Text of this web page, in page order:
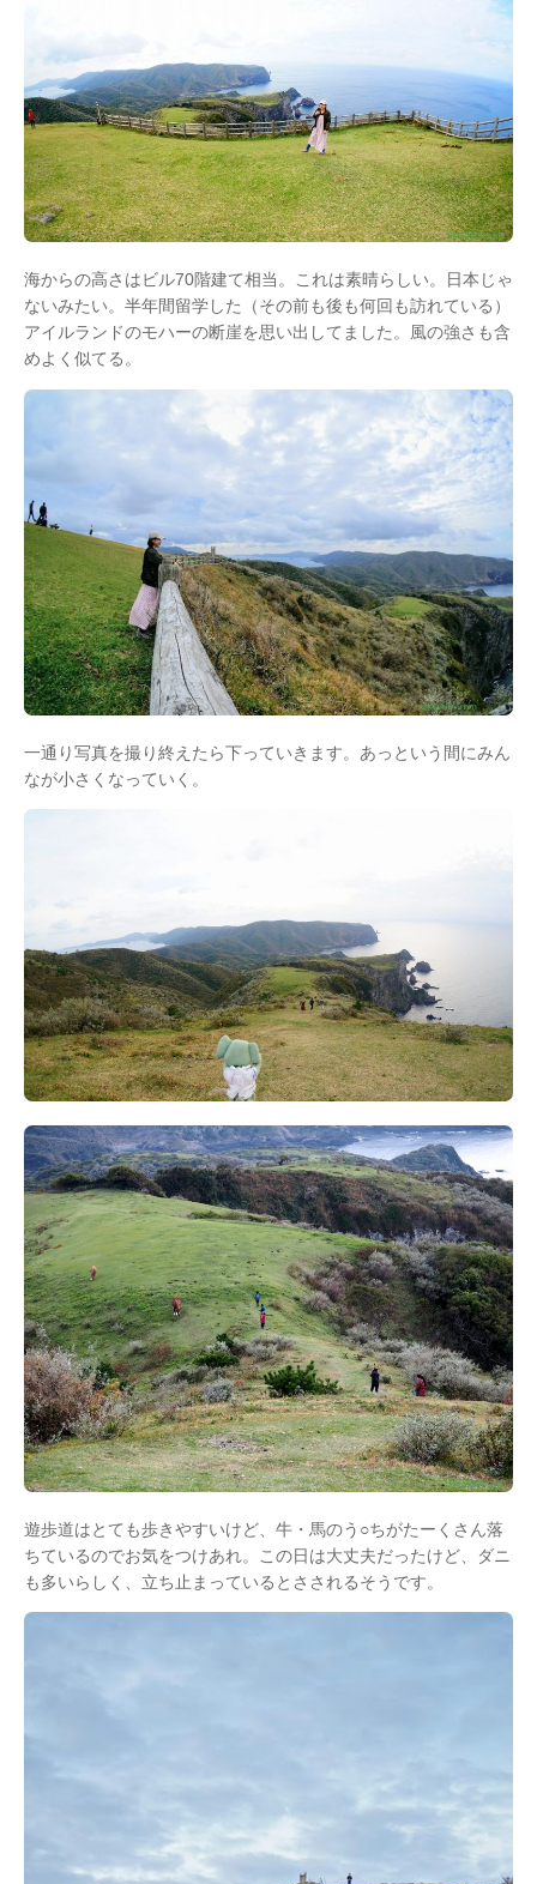
海からの高さはビル70階建て相当。これは素晴らしい。日本じゃ
ないみたい。半年間留学した（その前も後も何回も訪れている）
アイルランドのモハーの断崖を思い出してました。風の強さも含
めよく似てる。
一通り写真を撮り終えたら下っていきます。あっという間にみん
なが小さくなっていく。
遊歩道はとても歩きやすいけど、牛・馬のう○ちがたーくさん落
ちているのでお気をつけあれ。この日は大丈夫だったけど、ダニ
も多いらしく、立ち止まっているとさされるそうです。